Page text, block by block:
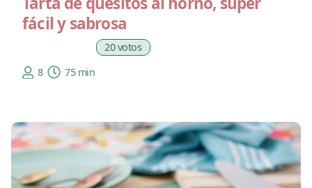
fácil y sabrosa
20 votos
8
75 min